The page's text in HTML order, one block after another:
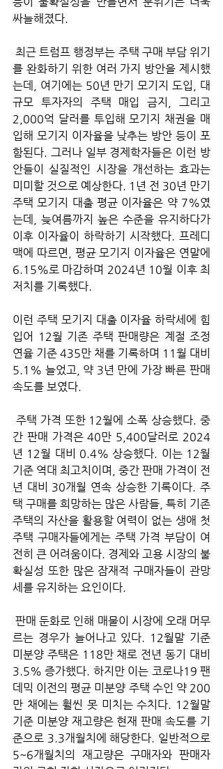
싸늘해졌다.
최근 트럼프 행정부는 주택 구매 부담 위기
를 완화하기 위한 여러 가지 방안을 제시했
는데, 여기에는 50년 만기 모기지 도입, 대
규모 투자자의 주택 매입 금지, 그리고
2,000억 달러를 투입해 모기지 채권을 매
입해 모기지 이자율을 낮추는 방안 등이 포
함된다. 그러나 일부 경제학자들은 이런 방
안들이 실질적인 시장을 개선하는 효과는
미미할 것으로 예상한다. 1년 전 30년 만기
주택 모기지 대출 평균 이자율은 약 7%였
는데, 늦여름까지 높은 수준을 유지하다가
이후 이자율이 하락하기 시작했다. 프레디
맥에 따르면, 평균 모기지 이자율은 연말에
6.15%로 마감하며 2024년 10월 이후 최
저치를 기록했다.
이런 주택 모기지 대출 이자율 하락세에 힘
입어 12월 기존 주택 판매량은 계절 조정
연율 기준 435만 채를 기록하며 11월 대비
5.1% 늘었고, 약 3년 만에 가장 빠른 판매
속도를 보였다.
간 판매 가격은 40만 5,400달러로 2024
년 12월 대비 0.4% 상승했다. 이는 12월
기준 역대 최고치이며, 중간 판매 가격이 전
년 대비 30개월 연속 상승한 기록이다. 주
택 구매를 희망하는 많은 사람들, 특히 기존
주택의 자산을 활용할 여력이 없는 생애 첫
주택 구매자들에게는 주택 가격 부담이 여
전히 큰 어려움이다. 경제와 고용 시장의 불
확실성 또한 많은 잠재적 구매자들이 관망
세를 유지하는 요인이다.
판매 둔화로 인해 매물이 시장에 오래 머무
르는 경우가 늘어나고 있다. 12월말 기준
미분양 주택은 118만 채로 전년 동기 대비
3.5% 증가했다. 하지만 이는 코로나19 팬
데믹 이전의 평균 미분양 주택 수인 약 200
만 채에는 훨씬 못 미치는 수치다. 12월말
기준 미분양 재고량은 현재 판매 속도를 기
준으로 3.3개월치에 해당한다. 일반적으로
5~6개월치의 재고량은 구매자와 판매자